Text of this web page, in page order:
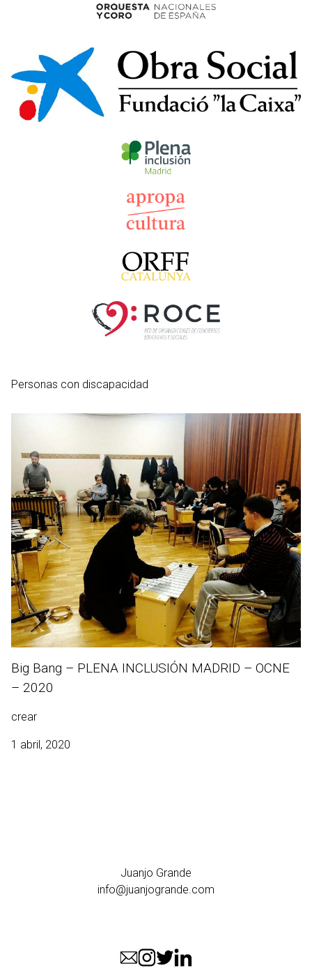
Personas con discapacidad
Big Bang – PLENA INCLUSIÓN MADRID – OCNE
– 2020
crear
1 abril, 2020
Juanjo Grande
info@juanjogrande.com